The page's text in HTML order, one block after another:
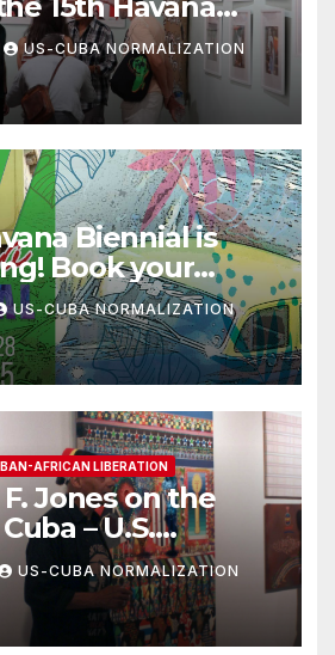
US-CUBA NORMALIZATION
Biennial is
Book your
US-CUBA NORMALIZATION
AFRICAN LIBERATION
Jones on the
– U.S.
Humanity
US-CUBA NORMALIZATION